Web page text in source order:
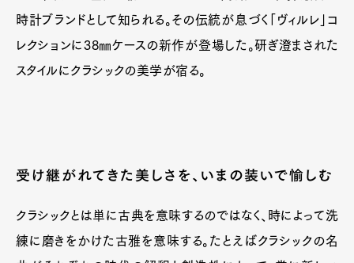
Official Columnist
About
Contact
時計ブランドとして知られる。その伝統が息づく「ヴィルレ」コ
レクションに38㎜ケースの新作が登場した。研ぎ澄まされた
スタイルにクラシックの美学が宿る。
受け継がれてきた美しさを、いまの装いで愉しむ
クラシックとは単に古典を意味するのではなく、時によって洗
練に磨きをかけた古雅を意味する。たとえばクラシックの名